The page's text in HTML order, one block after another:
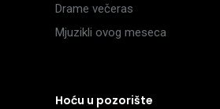
Drame večeras
Mjuzikli ovog meseca
Hoću u pozorište